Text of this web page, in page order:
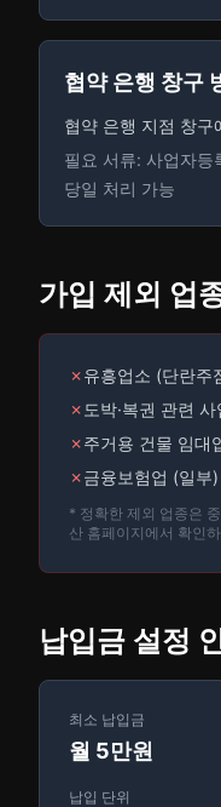
협약 은행 창구
협약 은행 지점 창구
필요 서류: 사업자등
당일 처리 가능
가입 제외 업
✗유흥업소 (단란주
✗ 도박·복권 관련 사
✗주거용 건물 임대
✗금융보험업 (일부)
* 정확한 제외 업종은
산 홈페이지에서 확인
납입금 설정
최소 납입금
월 5만원
납입 단위